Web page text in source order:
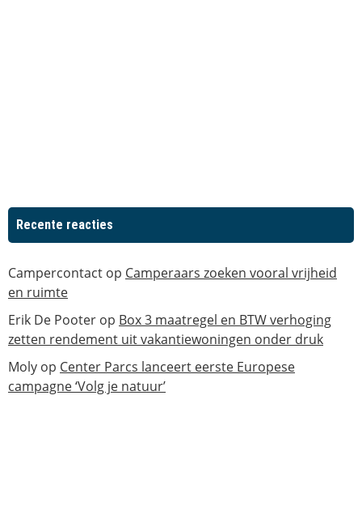
Recente reacties
Campercontact op Camperaars zoeken vooral vrijheid
en ruimte
Erik De Pooter op Box 3 maatregel en BTW verhoging
zetten rendement uit vakantiewoningen onder druk
Moly op Center Parcs lanceert eerste Europese
campagne ‘Volg je natuur’